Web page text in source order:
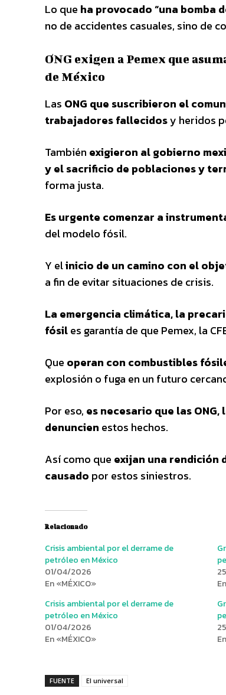
Lo que ha provocado “una bomba
no de accidentes casuales, sino de
ONG exigen a Pemex que
de México
Las ONG que suscribieron el
trabajadores fallecidosy heridos
También exigieron al gobierno
y el sacrificio de poblaciones y
forma justa.
Es urgente comenzar a
del modelo fósil.
Y elinicio de un camino con el
a fin de evitar situaciones de crisis.
La emergencia climática, la
fósiles garantía de que Pemex, la
Que operan con combustibles
explosión o fuga en un futuro
Por eso, es necesario que las
denuncien estos hechos.
Así como que exijan una rendición
causado por estos siniestros.
Relacionado
Crisis ambiental por el derrame de
petróleo en México
01/04/2026
En «MÉXICO»
Crisis ambiental por el derrame de
petróleo en México
01/04/2026
En «MÉXICO»
FUENTE El universal